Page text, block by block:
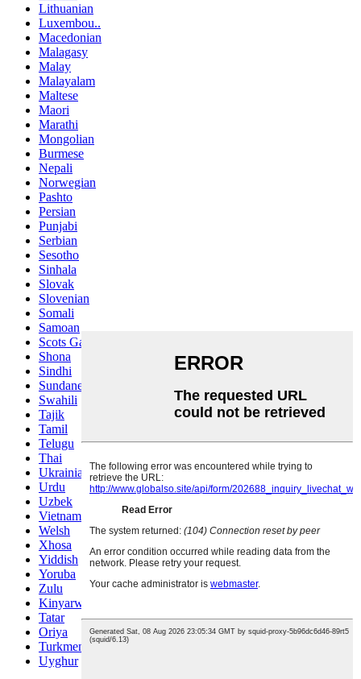
Lithuanian
Luxembou..
Macedonian
Malagasy
Malay
Malayalam
Maltese
Maori
Marathi
Mongolian
Burmese
Nepali
Norwegian
Pashto
Persian
Punjabi
Serbian
Sesotho
Sinhala
Slovak
Slovenian
Somali
Samoan
Scots Gaelic
Shona
Sindhi
Sundanese
Swahili
Tajik
Tamil
Telugu
Thai
Ukrainian
Urdu
Uzbek
Vietnamese
Welsh
Xhosa
Yiddish
Yoruba
Zulu
Kinyarwanda
Tatar
Oriya
Turkmen
Uyghur